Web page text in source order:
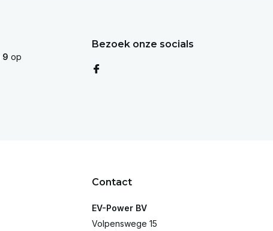
9 op
Bezoek onze socials
Contact
EV-Power BV
Volpenswege 15